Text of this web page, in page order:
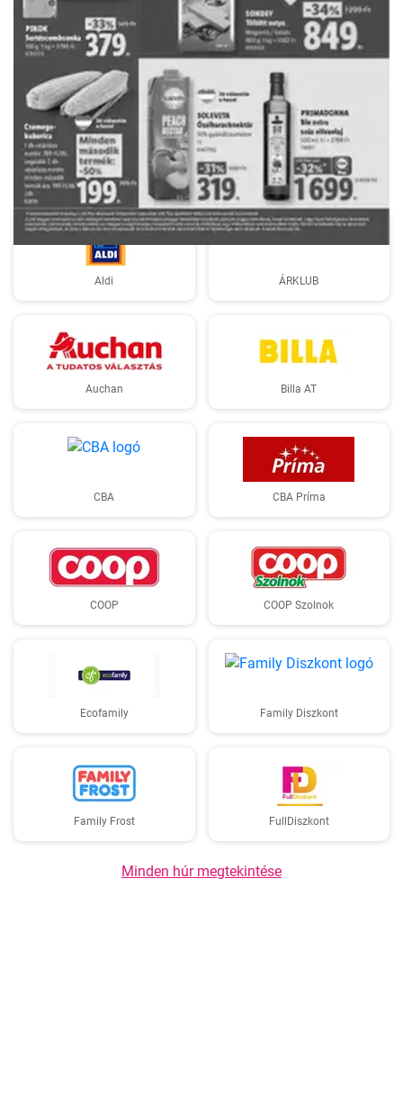
Aldi ÁRKLUB
Auchan Billa AT
CBA CBA Príma
COOP COOP Szolnok
Ecofamily Family Diszkont
Family Frost FullDiszkont
Minden húr megtekintése